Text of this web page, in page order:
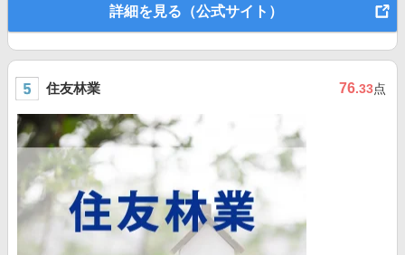
詳細を見る（公式サイト）
住友林業 76.33点